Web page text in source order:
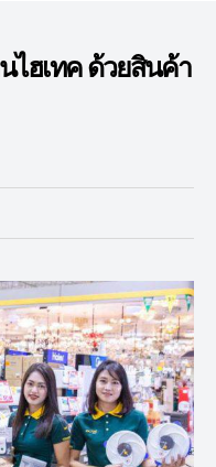
ไฮเทค ด้วยสินค้า